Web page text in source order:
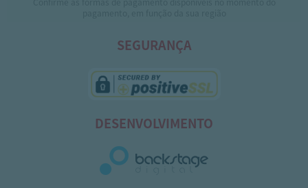
SEGURANÇA
DESENVOLVIMENTO